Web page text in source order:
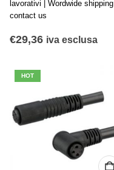
lavorativi | Wordwide shipping
contact us
€29,36 iva esclusa
HOT